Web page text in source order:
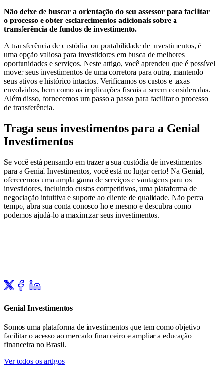
Não deixe de buscar a orientação do seu assessor para facilitar
o processo e obter esclarecimentos adicionais sobre a
transferência de fundos de investimento.
A transferência de custódia, ou portabilidade de investimentos, é
uma opção valiosa para investidores em busca de melhores
oportunidades e serviços. Neste artigo, você aprendeu que é possível
mover seus investimentos de uma corretora para outra, mantendo
seus ativos e histórico intactos. Verificamos os custos e taxas
envolvidos, bem como as implicações fiscais a serem consideradas.
Além disso, fornecemos um passo a passo para facilitar o processo
de transferência.
Traga seus investimentos para a Genial
Investimentos
Se você está pensando em trazer a sua custódia de investimentos
para a Genial Investimentos, você está no lugar certo! Na Genial,
oferecemos uma ampla gama de serviços e vantagens para os
investidores, incluindo custos competitivos, uma plataforma de
negociação intuitiva e suporte ao cliente de qualidade. Não perca
tempo, abra sua conta conosco hoje mesmo e descubra como
podemos ajudá-lo a maximizar seus investimentos.
Genial Investimentos
Somos uma plataforma de investimentos que tem como objetivo
facilitar o acesso ao mercado financeiro e ampliar a educação
financeira no Brasil.
Ver todos os artigos